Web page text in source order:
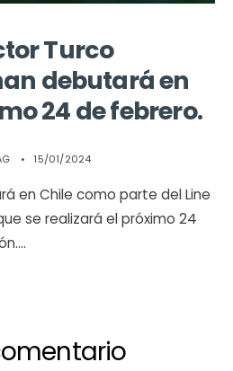
Turco
debutará en
24 de febrero.
• 15/01/2024
en Chile como parte del Line
se realizará el próximo 24
...